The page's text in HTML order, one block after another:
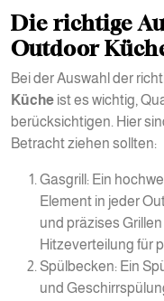
Die richtige
Outdoor
Bei der Auswahl der
Küche ist es wichtig,
berücksichtigen. Hier
Betracht ziehen sollten:
Gasgrill: Ein
Element in jeder
und präzises
Hitzeverteilung für
Spülbecken: Ein
und